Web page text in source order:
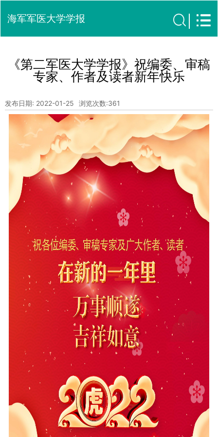
海军军医大学学报
《第二军医大学学报》祝编委、审稿
专家、作者及读者新年快乐
发布日期: 2022-01-25 浏览次数:361